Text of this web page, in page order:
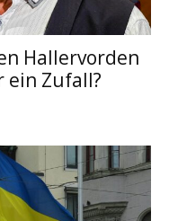
Hallervorden
ein Zufall?